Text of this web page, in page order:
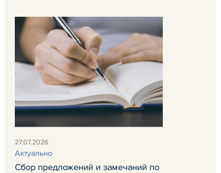
27.07.2026
Актуально
Сбор предложений и замечаний по